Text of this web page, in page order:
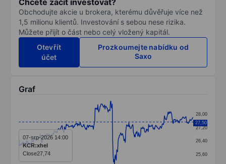
Obchodujte akcie u brokera, kterému důvěřuje více než
1,5 milionu klientů. Investování s sebou nese rizika.
Můžete přijít o část nebo celý vložený kapitál.
Otevřít
účet
Prozkoumejte nabídku od
Saxo
Graf
Line chart with 389 data points.
The chart has 1 X axis displaying categories.
The chart has 1 Y axis displaying values. Data25,60
26,40
27,20
28,00
27,50
07-srp-2026 14:00
KCR:xhel
Close27,74